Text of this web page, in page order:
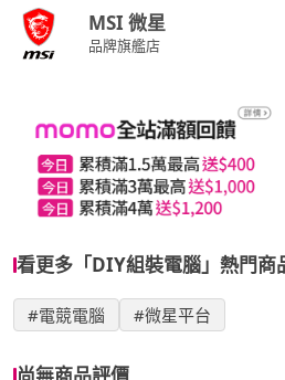
MSI 微星
品牌旗艦店
看更多「DIY組裝電腦」熱門商
#電競電腦 #微星平台